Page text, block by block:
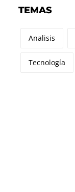
TEMAS
Analisis
Tecnología